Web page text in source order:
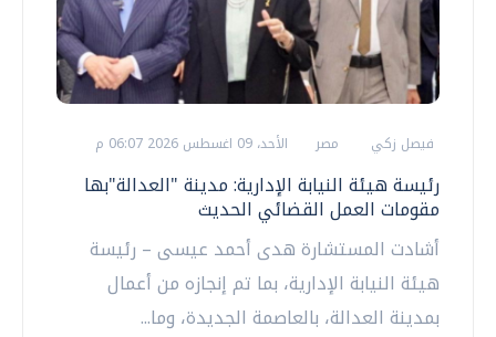
فيصل زكي مصر الأحد، 09 اغسطس 2026 06:07 م
رئيسة هيئة النيابة الإدارية: مدينة "العدالة"بها
مقومات العمل القضائي الحديث
أشادت المستشارة هدى أحمد عيسى – رئيسة
هيئة النيابة الإدارية، بما تم إنجازه من أعمال
بمدينة العدالة، بالعاصمة الجديدة، وما...